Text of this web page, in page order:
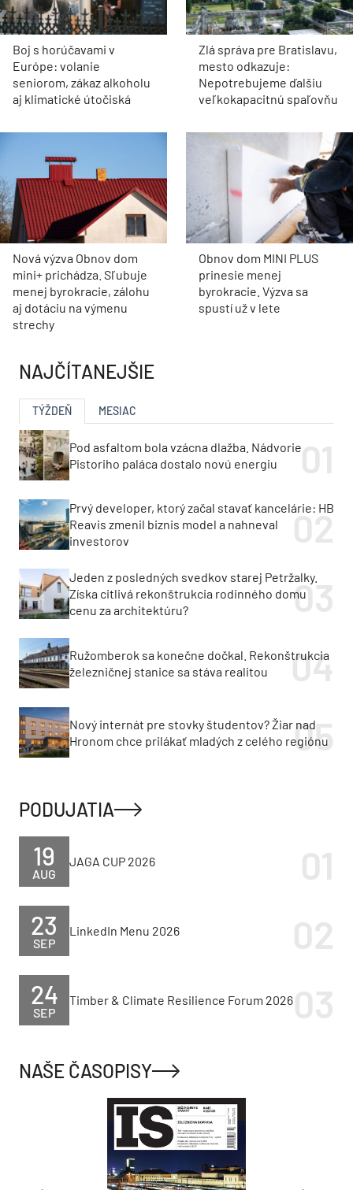
Boj s horúčavami v
Európe: volanie
seniorom, zákaz alkoholu
aj klimatické útočiská
Zlá správa pre Bratislavu,
mesto odkazuje:
Nepotrebujeme ďalšiu
veľkokapacitnú spaľovňu
Nová výzva Obnov dom
mini+ prichádza. Sľubuje
menej byrokracie, zálohu
aj dotáciu na výmenu
strechy
Obnov dom MINI PLUS
prinesie menej
byrokracie. Výzva sa
spustí už v lete
NAJČÍTANEJŠIE
TÝŽDEŇ MESIAC
Pod asfaltom bola vzácna dlažba. Nádvorie
Pistoriho paláca dostalo novú energiu
Prvý developer, ktorý začal stavať kancelárie: HB
Reavis zmenil biznis model a nahneval
investorov
Jeden z posledných svedkov starej Petržalky.
Získa citlivá rekonštrukcia rodinného domu
cenu za architektúru?
Ružomberok sa konečne dočkal. Rekonštrukcia
železničnej stanice sa stáva realitou
Nový internát pre stovky študentov? Žiar nad
Hronom chce prilákať mladých z celého regiónu
PODUJATIA
AUG
19 JAGA CUP 2026
SEP
23 LinkedIn Menu 2026
SEP
24 Timber & Climate Resilience Forum 2026
NAŠE ČASOPISY